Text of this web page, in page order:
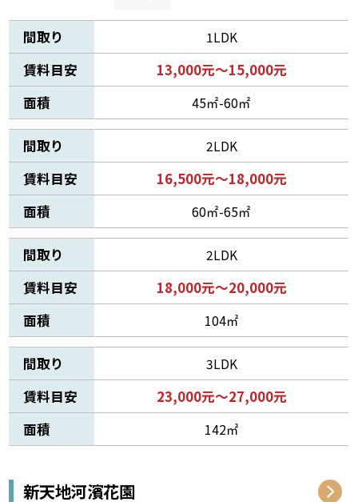
間取り 1LDK
賃料目安
13,000元～15,000元
面積
45㎡-60㎡
間取り 2LDK
賃料目安
16,500元～18,000元
面積
60㎡-65㎡
間取り 2LDK
賃料目安
18,000元～20,000元
面積
104㎡
間取り 3LDK
賃料目安
23,000元～27,000元
面積
142㎡
新天地河濱花園